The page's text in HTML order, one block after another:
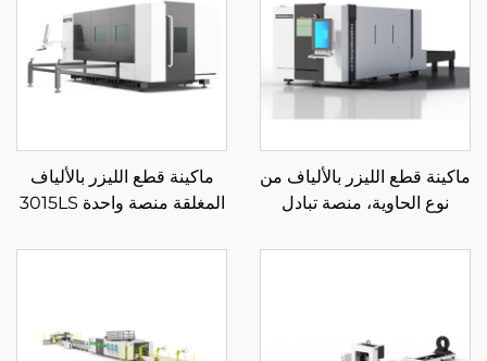
ماكينة قطع الليزر بالألياف من
نوع الحاوية، منصة تبادل
ماكينة قطع الليزر بالألياف
المغلقة منصة واحدة 3015LS